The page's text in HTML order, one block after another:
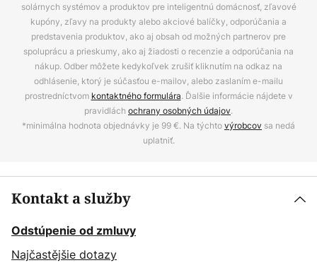
solárnych systémov a produktov pre inteligentnú domácnosť, zľavové
kupóny, zľavy na produkty alebo akciové balíčky, odporúčania a
predstavenia produktov, ako aj obsah od možných partnerov pre
spoluprácu a prieskumy, ako aj žiadosti o recenzie a odporúčania na
nákup. Odber môžete kedykoľvek zrušiť kliknutím na odkaz na
odhlásenie, ktorý je súčasťou e-mailov, alebo zaslaním e-mailu
prostredníctvom kontaktného formulára. Ďalšie informácie nájdete v
pravidlách ochrany osobných údajov.
*minimálna hodnota objednávky je 99 €. Na týchtovýrobcov sa nedá
uplatniť.
Kontakt a služby
Odstúpenie od zmluvy
Najčastějšie dotazy